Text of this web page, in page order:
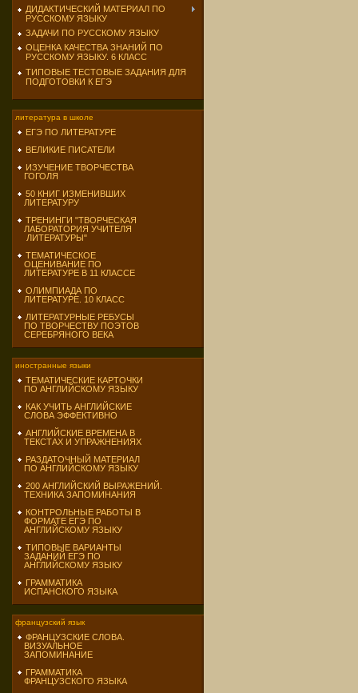
ДИДАКТИЧЕСКИЙ МАТЕРИАЛ ПО
РУССКОМУ ЯЗЫКУ
ЗАДАЧИ ПО РУССКОМУ ЯЗЫКУ
ОЦЕНКА КАЧЕСТВА ЗНАНИЙ ПО
РУССКОМУ ЯЗЫКУ. 6 КЛАСС
ТИПОВЫЕ ТЕСТОВЫЕ ЗАДАНИЯ ДЛЯ
ПОДГОТОВКИ К ЕГЭ
литература в школе
ЕГЭ ПО ЛИТЕРАТУРЕ
ВЕЛИКИЕ ПИСАТЕЛИ
ИЗУЧЕНИЕ ТВОРЧЕСТВА
ГОГОЛЯ
50 КНИГ ИЗМЕНИВШИХ
ЛИТЕРАТУРУ
ТРЕНИНГИ "ТВОРЧЕСКАЯ
ЛАБОРАТОРИЯ УЧИТЕЛЯ
ЛИТЕРАТУРЫ"
ТЕМАТИЧЕСКОЕ
ОЦЕНИВАНИЕ ПО
ЛИТЕРАТУРЕ В 11 КЛАССЕ
ОЛИМПИАДА ПО
ЛИТЕРАТУРЕ. 10 КЛАСС
ЛИТЕРАТУРНЫЕ РЕБУСЫ
ПО ТВОРЧЕСТВУ ПОЭТОВ
СЕРЕБРЯНОГО ВЕКА
иностранные языки
ТЕМАТИЧЕСКИЕ КАРТОЧКИ
ПО АНГЛИЙСКОМУ ЯЗЫКУ
КАК УЧИТЬ АНГЛИЙСКИЕ
СЛОВА ЭФФЕКТИВНО
АНГЛИЙСКИЕ ВРЕМЕНА В
ТЕКСТАХ И УПРАЖНЕНИЯХ
РАЗДАТОЧНЫЙ МАТЕРИАЛ
ПО АНГЛИЙСКОМУ ЯЗЫКУ
200 АНГЛИЙСКИЙ ВЫРАЖЕНИЙ.
ТЕХНИКА ЗАПОМИНАНИЯ
КОНТРОЛЬНЫЕ РАБОТЫ В
ФОРМАТЕ ЕГЭ ПО
АНГЛИЙСКОМУ ЯЗЫКУ
ТИПОВЫЕ ВАРИАНТЫ
ЗАДАНИЙ ЕГЭ ПО
АНГЛИЙСКОМУ ЯЗЫКУ
ГРАММАТИКА
ИСПАНСКОГО ЯЗЫКА
французский язык
ФРАНЦУЗСКИЕ СЛОВА.
ВИЗУАЛЬНОЕ
ЗАПОМИНАНИЕ
ГРАММАТИКА
ФРАНЦУЗСКОГО ЯЗЫКА